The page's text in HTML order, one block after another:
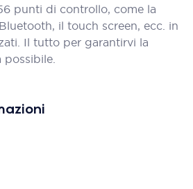
punti di controllo, come la
il touch screen, ecc. in
Il tutto per garantirvi la
possibile.